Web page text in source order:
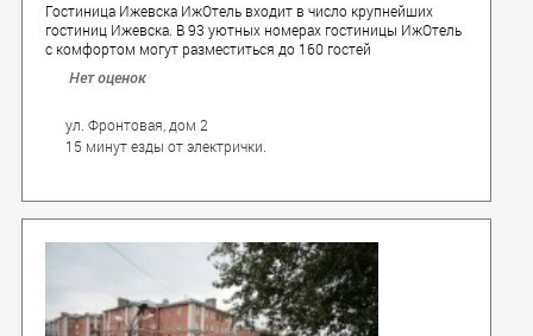
Гостиница Ижевска ИжОтель входит в число крупнейших
гостиниц Ижевска. В 93 уютных номерах гостиницы ИжОтель
с комфортом могут разместиться до 160 гостей
исторического и делового центра Ижевска. В пяти минутах
остановки общественного транспорта.
Нет оценок
ул. Фронтовая, дом 2
15 минут езды от электрички.